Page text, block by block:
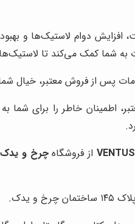
دوام لاستیک‌ها و بهبود
شما کمک می‌کند تا
پس از فروش معتبر، خیال
اطمینان خاطر را برای
از فروشگاهچرخ و یدک
یدک.